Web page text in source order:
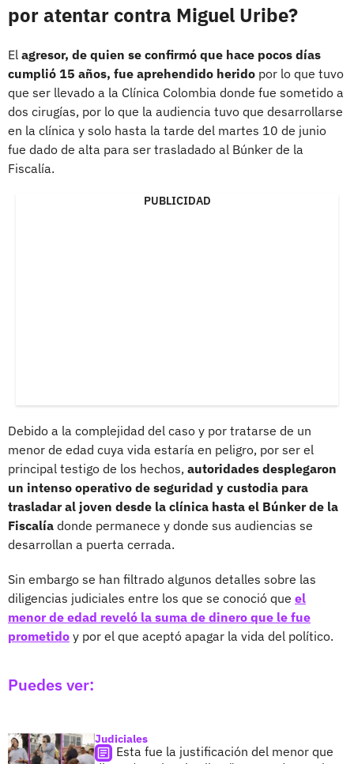
por atentar contra Miguel Uribe?
El agresor, de quien se confirmó que hace pocos días
cumplió 15 años, fue aprehendido herido por lo que tuvo
que ser llevado a la Clínica Colombia donde fue sometido a
dos cirugías, por lo que la audiencia tuvo que desarrollarse
en la clínica y solo hasta la tarde del martes 10 de junio
fue dado de alta para ser trasladado al Búnker de la
Fiscalía.
PUBLICIDAD
Debido a la complejidad del caso y por tratarse de un
menor de edad cuya vida estaría en peligro, por ser el
principal testigo de los hechos, autoridades desplegaron
un intenso operativo de seguridad y custodia para
trasladar al joven desde la clínica hasta el Búnker de la
Fiscalía donde permanece y donde sus audiencias se
desarrollan a puerta cerrada.
Sin embargo se han filtrado algunos detalles sobre las
diligencias judiciales entre los que se conoció que el
menor de edad reveló la suma de dinero que le fue
prometido y por el que aceptó apagar la vida del político.
Puedes ver:
Judiciales
Esta fue la justificación del menor que